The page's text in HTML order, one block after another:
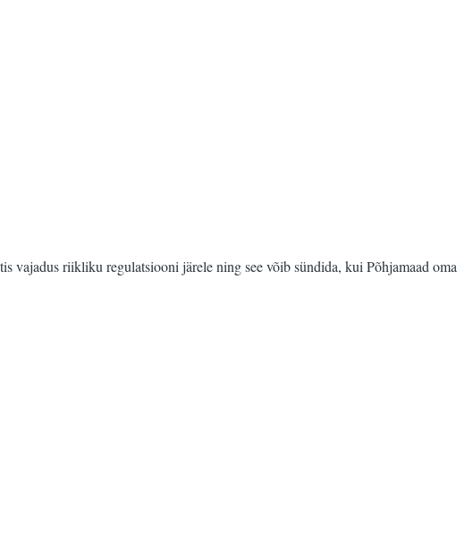
vajadus riikliku regulatsiooni järele ning see võib sündida, kui Põhjamaad oma